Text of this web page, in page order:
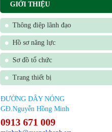
GIỚI THIỆU
Thông điệp lãnh đạo
Hồ sơ năng lực
Sơ đồ tổ chức
Trang thiết bị
ĐƯỜNG DÂY NÓNG
GĐ.Nguyễn Hồng Minh
0913 671 009